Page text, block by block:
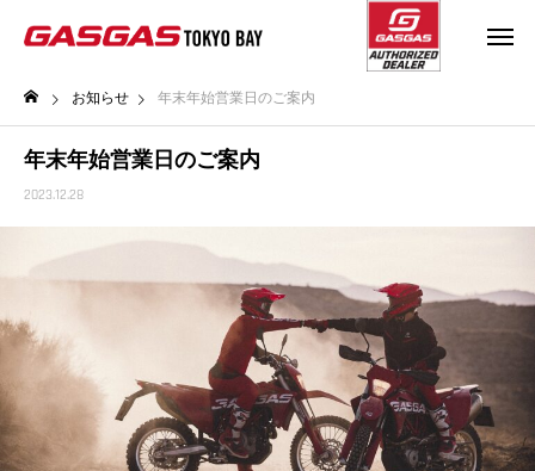
お知らせ 年末年始営業日のご案内
年末年始営業日のご案内
2023.12.28